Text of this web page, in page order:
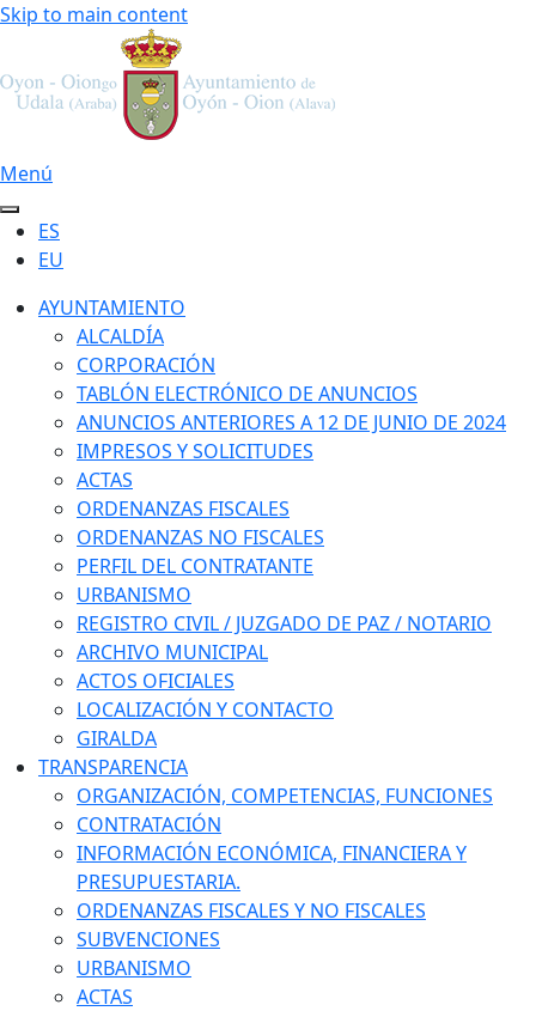
Skip to main content
Menú
ES
EU
AYUNTAMIENTO
ALCALDÍA
CORPORACIÓN
TABLÓN ELECTRÓNICO DE ANUNCIOS
ANUNCIOS ANTERIORES A 12 DE JUNIO DE 2024
IMPRESOS Y SOLICITUDES
ACTAS
ORDENANZAS FISCALES
ORDENANZAS NO FISCALES
PERFIL DEL CONTRATANTE
URBANISMO
REGISTRO CIVIL / JUZGADO DE PAZ / NOTARIO
ARCHIVO MUNICIPAL
ACTOS OFICIALES
LOCALIZACIÓN Y CONTACTO
GIRALDA
TRANSPARENCIA
ORGANIZACIÓN, COMPETENCIAS, FUNCIONES
CONTRATACIÓN
INFORMACIÓN ECONÓMICA, FINANCIERA Y
PRESUPUESTARIA.
ORDENANZAS FISCALES Y NO FISCALES
SUBVENCIONES
URBANISMO
ACTAS